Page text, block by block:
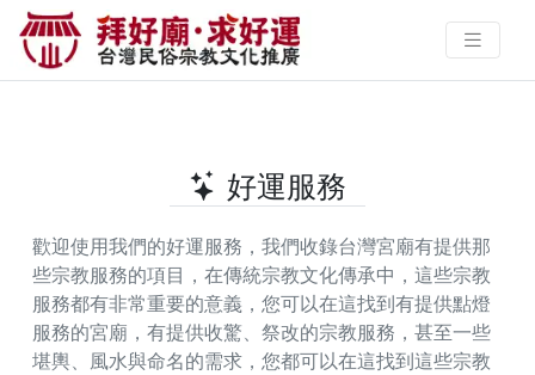
新竹縣提供退神的好廟 | 拜好廟‧求
好運 找到與您有緣的信仰
好運服務
歡迎使用我們的好運服務，我們收錄台灣宮廟有提供那
些宗教服務的項目，在傳統宗教文化傳承中，這些宗教
服務都有非常重要的意義，您可以在這找到有提供點燈
服務的宮廟，有提供收驚、祭改的宗教服務，甚至一些
堪輿、風水與命名的需求，您都可以在這找到這些宗教